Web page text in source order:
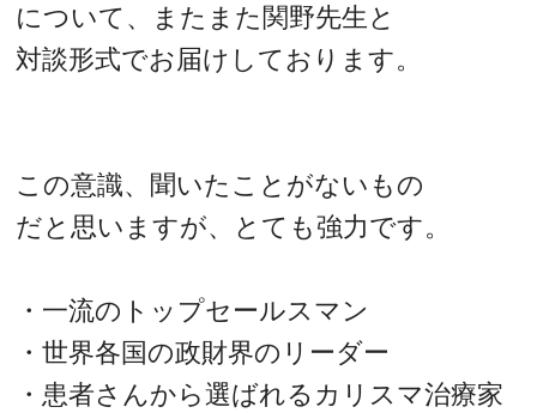
について、またまた関野先生と
対談形式でお届けしております。
この意識、聞いたことがないもの
だと思いますが、とても強力です。
・一流のトップセールスマン
・世界各国の政財界のリーダー
・患者さんから選ばれるカリスマ治療家